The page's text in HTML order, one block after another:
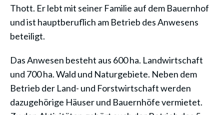
Thott. Er lebt mit seiner Familie auf dem Bauernhof
und ist hauptberuflich am Betrieb des Anwesens
beteiligt.
Das Anwesen besteht aus 600 ha. Landwirtschaft
und 700 ha. Wald und Naturgebiete. Neben dem
Betrieb der Land- und Forstwirtschaft werden
dazugehörige Häuser und Bauernhöfe vermietet.